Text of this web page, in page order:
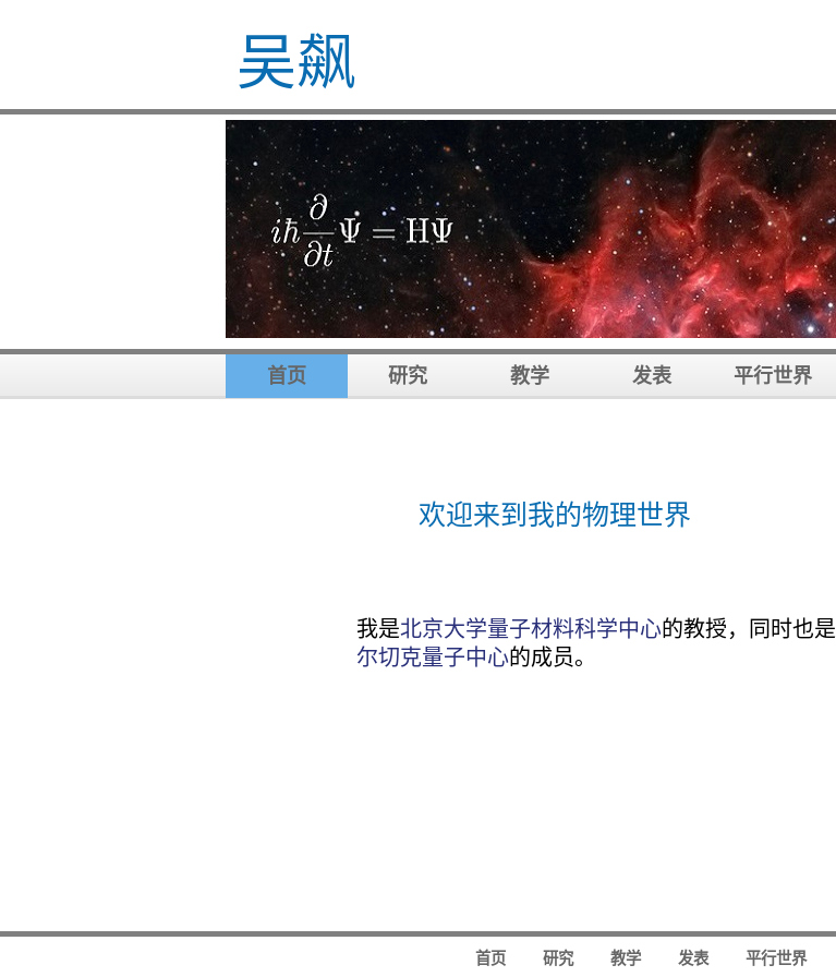
吴飙
首页 研究 教学 发表 平行世界
欢迎来到我的物理世界
我是北京大学量子材料科学中心的教授，同时也是
尔切克量子中心的成员。
首页 研究 教学 发表 平行世界